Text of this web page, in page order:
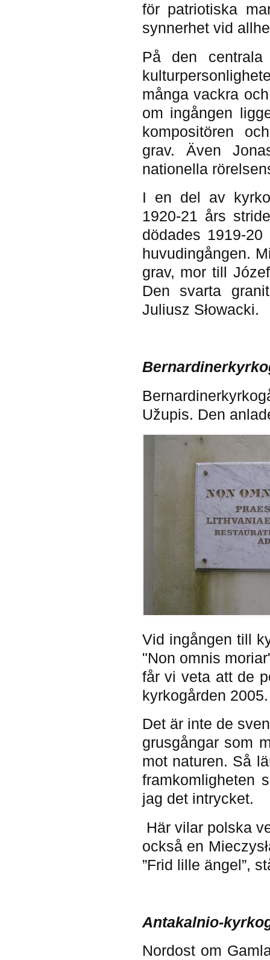
för patriotiska
synnerhet vid
På den
många vackra
om ingången
kompositören
grav. Även
nationella
I en del av
1920-21 års
dödades 1919-
huvudingången.
grav, mor till
Den svarta
Juliusz Słowacki.
Užupis. Den
Vid ingången till
"Non omnis
får vi veta att de
kyrkogården 2005.
Det är inte de
grusgångar som
mot naturen. Så
framkomligheten
jag det intrycket.
Här vilar polska
också en
”Frid lille ängel”,
Antakalnio-
Nordost om